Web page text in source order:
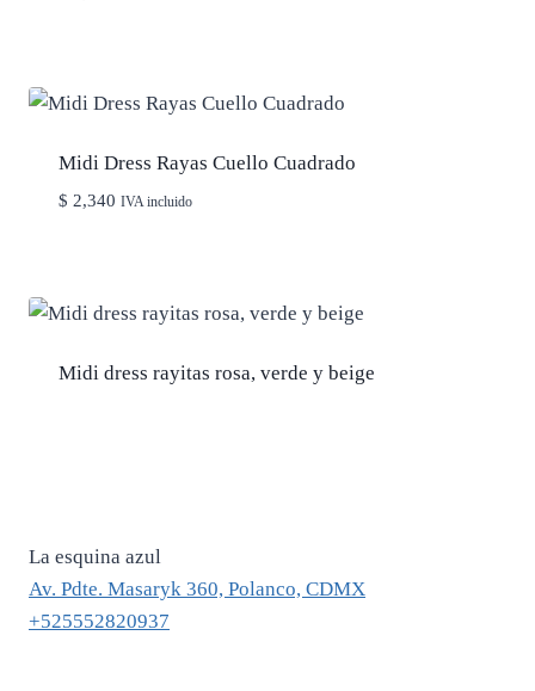
Midi Dress Rayas Cuello Cuadrado
$ 2,340 IVA incluido
Midi dress rayitas rosa, verde y beige
La esquina azul
Av. Pdte. Masaryk 360, Polanco, CDMX
+525552820937